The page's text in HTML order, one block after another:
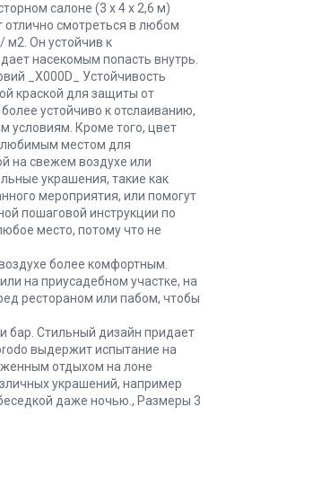
салоне (3 х 4 х 2,6 м)
отлично смотреться в любом
м2. Он устойчив к
насекомым попасть внутрь.
_X000D_ Устойчивость
краской для защиты от
устойчиво к отслаиванию,
условиям. Кроме того, цвет
любимым местом для
на свежем воздухе или
украшения, такие как
мероприятия, или помогут
пошаговой инструкции по
место, потому что не
более комфортным.
на приусадебном участке, на
рестораном или пабом, чтобы
бар. Стильный дизайн придает
выдержит испытание на
отдыхом на лоне
украшений, например
даже ночью., Размеры 3